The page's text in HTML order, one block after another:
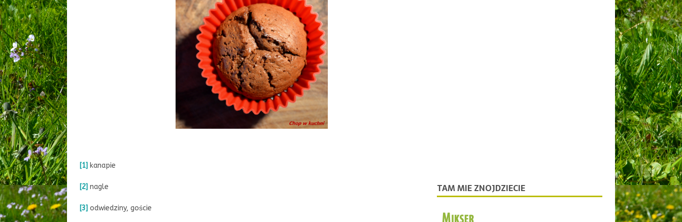
[1] kanapie
[2] nagle
[3] odwiedziny, goście
TAM MIE ZNOJDZIECIE